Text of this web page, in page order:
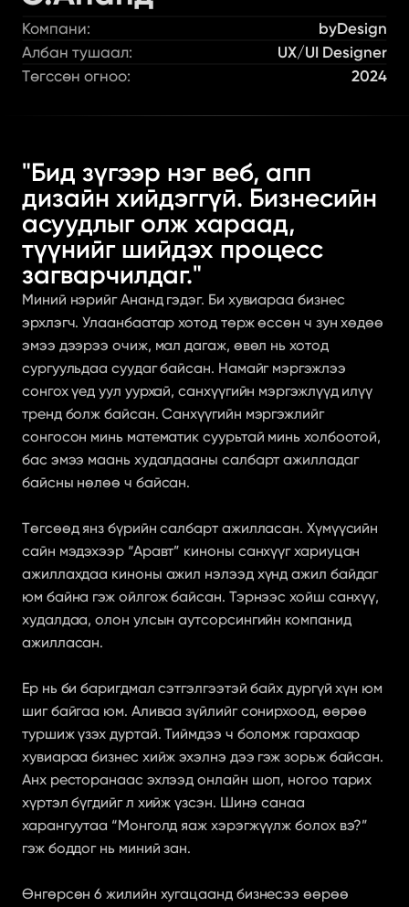
"Бид зүгээр нэг веб, апп
дизайн хийдэггүй. Бизнесийн
асуудлыг олж хараад,
түүнийг шийдэх процесс
загварчилдаг."
Миний нэрийг Ананд гэдэг. Би хувиараа бизнес
эрхлэгч. Улаанбаатар хотод төрж өссөн ч зун хөдөө
эмээ дээрээ очиж, мал дагаж, өвөл нь хотод
сургуульдаа суудаг байсан. Намайг мэргэжлээ
сонгох үед уул уурхай, санхүүгийн мэргэжлүүд илүү
тренд болж байсан. Санхүүгийн мэргэжлийг
сонгосон минь математик суурьтай минь холбоотой,
бас эмээ маань худалдааны салбарт ажилладаг
байсны нөлөө ч байсан.
Төгсөөд янз бүрийн салбарт ажилласан. Хүмүүсийн
сайн мэдэхээр “Аравт” киноны санхүүг хариуцан
ажиллахдаа киноны ажил нэлээд хүнд ажил байдаг
юм байна гэж ойлгож байсан. Тэрнээс хойш санхүү,
худалдаа, олон улсын аутсорсингийн компанид
ажилласан.
Ер нь би баригдмал сэтгэлгээтэй байх дургүй хүн юм
шиг байгаа юм. Аливаа зүйлийг сонирхоод, өөрөө
туршиж үзэх дуртай. Тиймдээ ч боломж гарахаар
хувиараа бизнес хийж эхэлнэ дээ гэж зорьж байсан.
Анх ресторанаас эхлээд онлайн шоп, ногоо тарих
хүртэл бүгдийг л хийж үзсэн. Шинэ санаа
харангуутаа “Монголд яаж хэрэгжүүлж болох вэ?”
гэж боддог нь миний зан.
Өнгөрсөн 6 жилийн хугацаанд бизнесээ өөрөө
Компани:
byDesign
Албан тушаал:
UX/UI Designer
Төгссөн огноо:
2024